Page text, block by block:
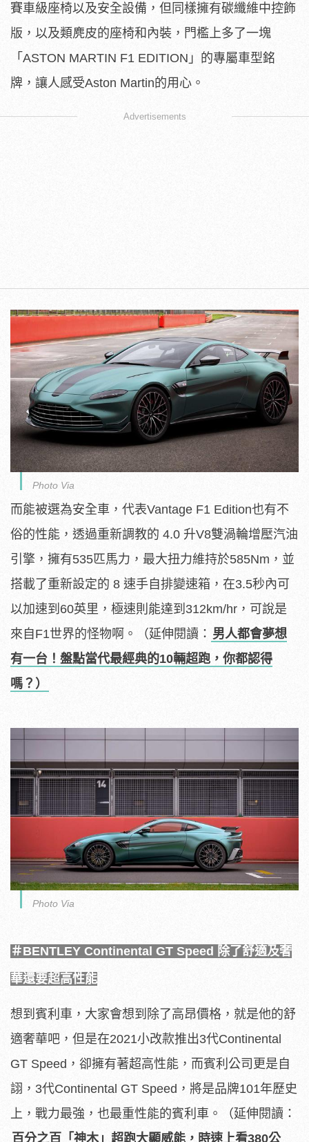
賽車級座椅以及安全設備，但同樣擁有碳纖維中控飾
版，以及類麂皮的座椅和內裝，門檻上多了一塊
「ASTON MARTIN F1 EDITION」的專屬車型銘
牌，讓人感受Aston Martin的用心。
Advertisements
Photo Via
而能被選為安全車，代表Vantage F1 Edition也有不
俗的性能，透過重新調教的 4.0 升V8雙渦輪增壓汽油
引擎，擁有535匹馬力，最大扭力維持於585Nm，並
搭載了重新設定的 8 速手自排變速箱，在3.5秒內可
以加速到60英里，極速則能達到312km/hr，可說是
來自F1世界的怪物啊。（延伸閱讀： 男人都會夢想
有一台！盤點當代最經典的10輛超跑，你都認得
嗎？）
Photo Via
＃BENTLEY Continental GT Speed 除了舒適及奢
華還要超高性能
想到賓利車，大家會想到除了高昂價格，就是他的舒
適奢華吧，但是在2021小改款推出3代Continental
GT Speed，卻擁有著超高性能，而賓利公司更是自
詡，3代Continental GT Speed，將是品牌101年歷史
上，戰力最強，也最重性能的賓利車。（延伸閱讀：
百分之百「神木」超跑大顯威能，時速上看380公